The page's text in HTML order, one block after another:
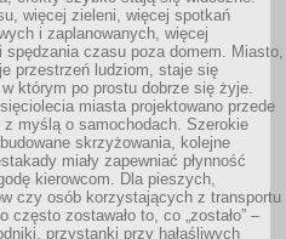
więcej zieleni, więcej spotkań
i zaplanowanych, więcej
spędzania czasu poza domem. Miasto,
przestrzeń ludziom, staje się
którym po prostu dobrze się żyje.
miasta projektowano przede
myślą o samochodach. Szerokie
skrzyżowania, kolejne
miały zapewniać płynność
kierowcom. Dla pieszych,
czy osób korzystających z transportu
często zostawało to, co „zostało” –
przystanki przy hałaśliwych